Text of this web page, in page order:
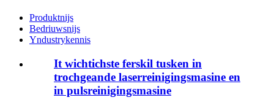
Produktnijs
Bedriuwsnijs
Yndustrykennis
It wichtichste ferskil tusken in
trochgeande laserreinigingsmasine en
in pulsreinigingsmasine